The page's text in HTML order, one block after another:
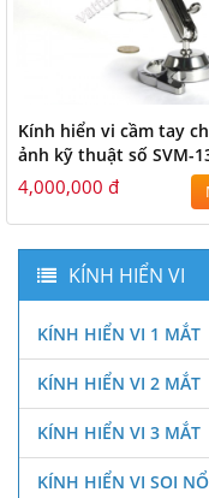
Kính hiển vi cầm tay
ảnh kỹ thuật số SVM-
4,000,000 đ
KÍNH HIỂN VI
KÍNH HIỂN VI 1 MẮT
KÍNH HIỂN VI 2 MẮT
KÍNH HIỂN VI 3 MẮT
KÍNH HIỂN VI SOI